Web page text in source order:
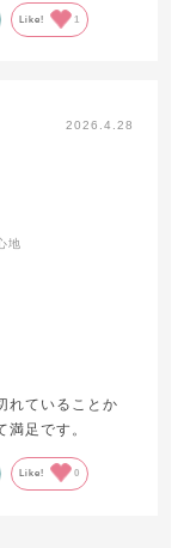
Like! 1
2026.4.28
地
れていることか
足です。
Like! 0